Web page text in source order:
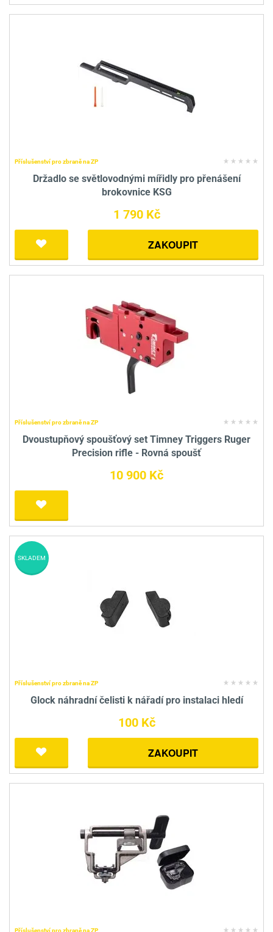
Příslušenství pro zbraně na ZP
Držadlo se světlovodnými mířidly pro přenášení
brokovnice KSG
1 790 Kč
ZAKOUPIT
Příslušenství pro zbraně na ZP
Dvoustupňový spoušťový set Timney Triggers Ruger
Precision rifle - Rovná spoušť
10 900 Kč
Příslušenství pro zbraně na ZP
Glock náhradní čelisti k nářadí pro instalaci hledí
100 Kč
ZAKOUPIT
SKLADEM